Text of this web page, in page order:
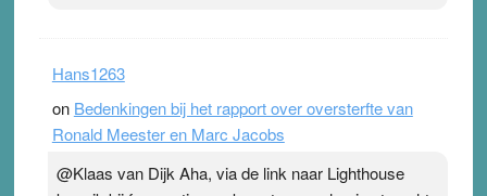
Hans1263
on Bedenkingen bij het rapport over oversterfte van
Ronald Meester en Marc Jacobs
@Klaas van Dijk Aha, via de link naar Lighthouse